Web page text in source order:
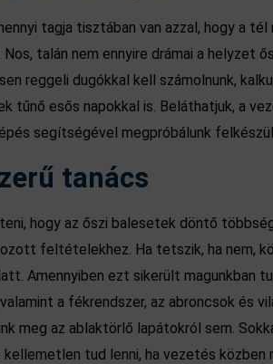
tagja tisztában van azzal, hogy a
talán nem ennyire drámai a helyzet
reggeli dugókkal kell számolnunk,
tűnő esős napokkal is. Beláthatjuk, a
segítségével megpróbálunk
tanács
hogy az őszi balesetek döntő
feltételekhez. Ha tetszik, ha nem,
Amennyiben ezt sikerült magunkban
a fékrendszer, az abroncsok és
meg az ablaktörlő lapátokról sem.
tud lenni, ha vezetés